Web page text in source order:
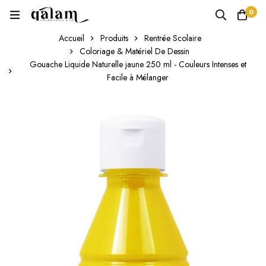
0
Accueil Produits
Rentrée Scolaire
Coloriage & Matériel De Dessin
Gouache Liquide Naturelle jaune 250 ml - Couleurs Intenses et
Facile à Mélanger